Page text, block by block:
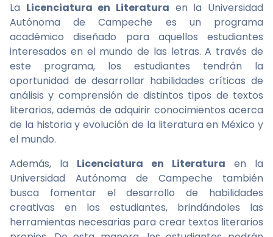
La Licenciatura en Literatura en la Universidad
Autónoma de Campeche es un programa
académico diseñado para aquellos estudiantes
interesados en el mundo de las letras. A través de
este programa, los estudiantes tendrán la
oportunidad de desarrollar habilidades críticas de
análisis y comprensión de distintos tipos de textos
literarios, además de adquirir conocimientos acerca
de la historia y evolución de la literatura en México y
el mundo.
Además, la Licenciatura en Literatura en la
Universidad Autónoma de Campeche también
busca fomentar el desarrollo de habilidades
creativas en los estudiantes, brindándoles las
herramientas necesarias para crear textos literarios